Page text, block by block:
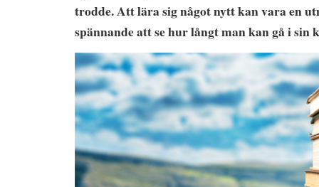
trodde. Att lära sig något nytt kan vara en
spännande att se hur långt man kan gå i sin